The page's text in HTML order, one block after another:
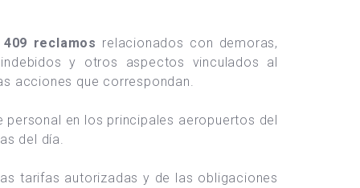
409 reclamos relacionados con demoras,
y otros aspectos vinculados al
acciones que correspondan.
en los principales aeropuertos del
del día.
tarifas autorizadas y de las obligaciones